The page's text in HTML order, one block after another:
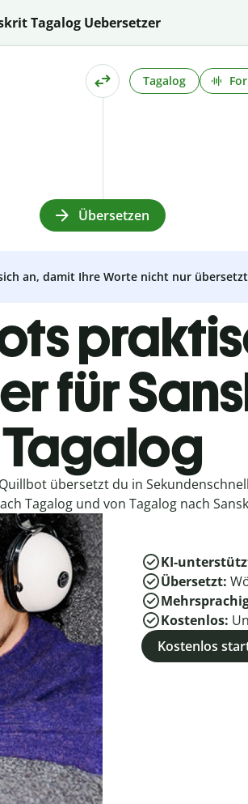
Tagalog Uebersetzer
Tagalog
Übersetzen
an, damit Ihre Worte nicht nur
für
Tagalog
übersetzt du in
Tagalog und von Tagalog nach
KI-
Übersetzt:
Kostenlos:
Kostenlos